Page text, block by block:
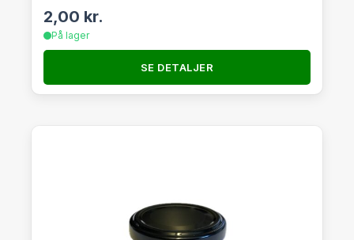
2,00 kr.
På lager
SE DETALJER